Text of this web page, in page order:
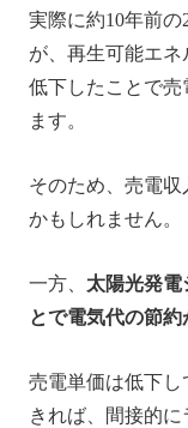
実際に約10年前の
が、再生可能エ
低下したことで
ます。
そのため、売電
かもしれません。
一方、 太陽光発電
とで電気代の節約
売電単価は低下
きれば、間接的に